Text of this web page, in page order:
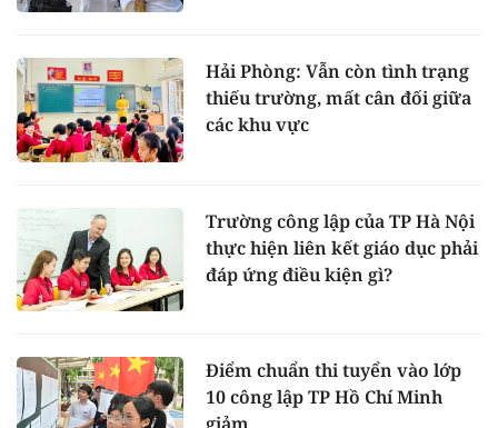
Hải Phòng: Vẫn còn tình trạng
thiếu trường, mất cân đối giữa
các khu vực
Trường công lập của TP Hà Nội
thực hiện liên kết giáo dục phải
đáp ứng điều kiện gì?
Điểm chuẩn thi tuyển vào lớp
10 công lập TP Hồ Chí Minh